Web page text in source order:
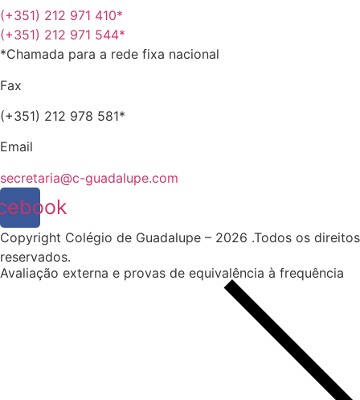
(+351) 212 971 410*
(+351) 212 971 544*
*Chamada para a rede fixa nacional
Fax
(+351) 212 978 581*
Email
secretaria@c-guadalupe.com
Copyright Colégio de Guadalupe – 2026 .Todos os direitos
reservados.
Avaliação externa e provas de equivalência à frequência